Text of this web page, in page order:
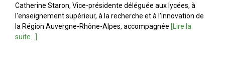
Catherine Staron, Vice-présidente déléguée aux lycées, à
l'enseignement supérieur, à la recherche et à l'innovation de
la Région Auvergne-Rhône-Alpes, accompagnée [Lire la
suite...]